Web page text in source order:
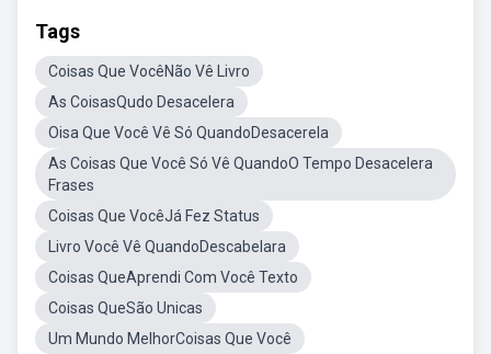
Tags
Coisas Que VocêNão Vê Livro
As CoisasQudo Desacelera
Oisa Que Você Vê Só QuandoDesacerela
As Coisas Que Você Só Vê QuandoO Tempo Desacelera
Frases
Coisas Que VocêJá Fez Status
Livro Você Vê QuandoDescabelara
Coisas QueAprendi Com Você Texto
Coisas QueSão Unicas
Um Mundo MelhorCoisas Que Você